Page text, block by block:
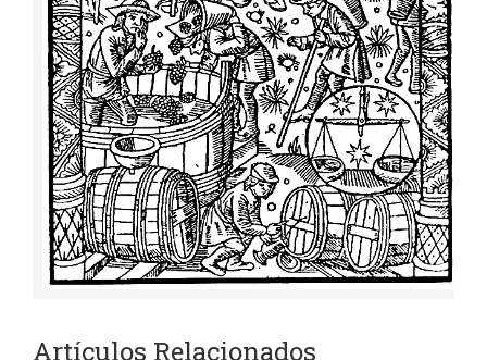
Artículos Relacionados